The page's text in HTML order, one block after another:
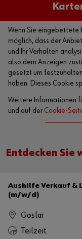
Wenn Sie eingebettete
möglich, dass der
und Ihr Verhalten
also dem Anzeigen
gesetzt um
haben. Dieses Cookie
Weitere Informationen
und auf der Cookie-
Alternativ können Sie
Entdecken Sie
Aushilfe Verkauf &
(m/w/d)
Goslar
Teilzeit